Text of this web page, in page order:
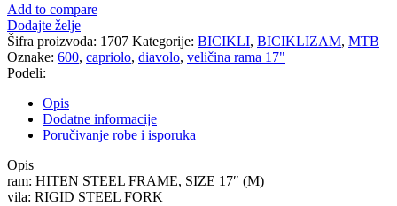
Add to compare
Dodajte želje
Šifra proizvoda: 1707 Kategorije: BICIKLI, BICIKLIZAM, MTB
Oznake: 600, capriolo, diavolo, veličina rama 17"
Podeli:
Opis
Dodatne informacije
Poručivanje robe i isporuka
Opis
ram: HITEN STEEL FRAME, SIZE 17″ (M)
vila: RIGID STEEL FORK